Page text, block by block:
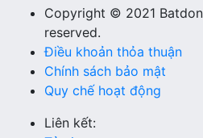
Copyright © 2021
reserved.
Điều khoản thỏa thuận
Chính sách bảo mật
Quy chế hoạt động
Liên kết: